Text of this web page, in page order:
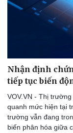
Thông tin doanh
Doanh nghiệp 24h
Doanh nhân
Nhận định
tiếp tục biến
VOV.VN - Thị
quanh mức hiện tại
trường vẫn đang
biến phân hóa giữa